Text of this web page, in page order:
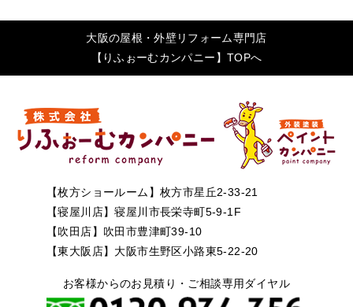
大阪の屋根・外壁リフォーム専門店
【りふぉーむカンパニー】TOPへ
【枚方ショールーム】枚方市星丘2-33-21
【寝屋川店】寝屋川市長栄寺町5-9-1F
【吹田店】吹田市豊津町39-10
【東大阪店】大阪市生野区小路東5-22-20
お客様からのお見積り・ご相談専用ダイヤル